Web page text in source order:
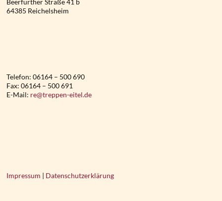
Beerfurther Straße 41 b
64385 Reichelsheim
Telefon: 06164 – 500 690
Fax: 06164 – 500 691
E-Mail: re@treppen-eitel.de
Impressum | Datenschutzerklärung